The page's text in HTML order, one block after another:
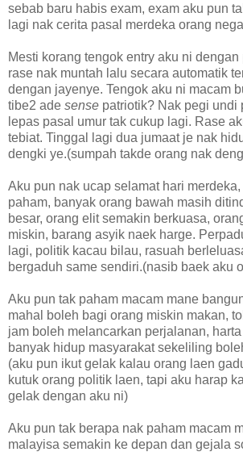
sebab baru habis exam, exam aku pun
lagi nak cerita pasal merdeka orang
Mesti korang tengok entry aku ni
rase nak muntah lalu secara automatik
dengan jayenye. Tengok aku ni macam
tibe2 ade sense patriotik? Nak pegi undi
lepas pasal umur tak cukup lagi. Rase
tebiat. Tinggal lagi dua jumaat je nak
dengki ye.(sumpah takde orang nak
Aku pun nak ucap selamat hari
paham, banyak orang bawah masih
besar, orang elit semakin berkuasa,
miskin, barang asyik naek harge.
lagi, politik kacau bilau, rasuah
bergaduh same sendiri.(nasib baek aku
Aku pun tak paham macam mane
mahal boleh bagi orang miskin makan,
jam boleh melancarkan perjalanan,
banyak hidup masyarakat sekeliling
(aku pun ikut gelak kalau orang laen
kutuk orang politik laen, tapi aku harap
gelak dengan aku ni)
Aku pun tak berapa nak paham macam
malayisa semakin ke depan dan gejala